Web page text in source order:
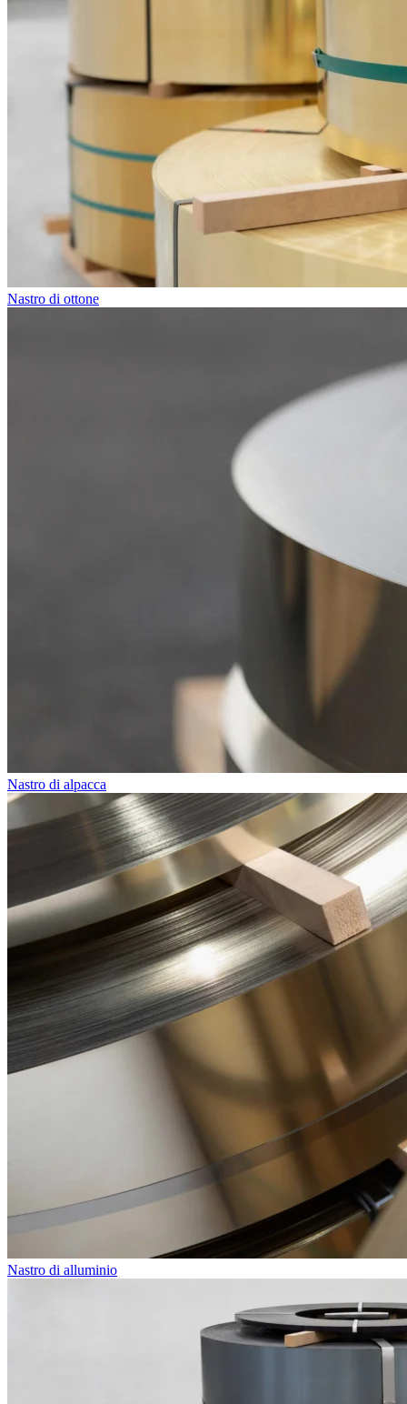
Nastro di ottone
Nastro di alpacca
Nastro di alluminio